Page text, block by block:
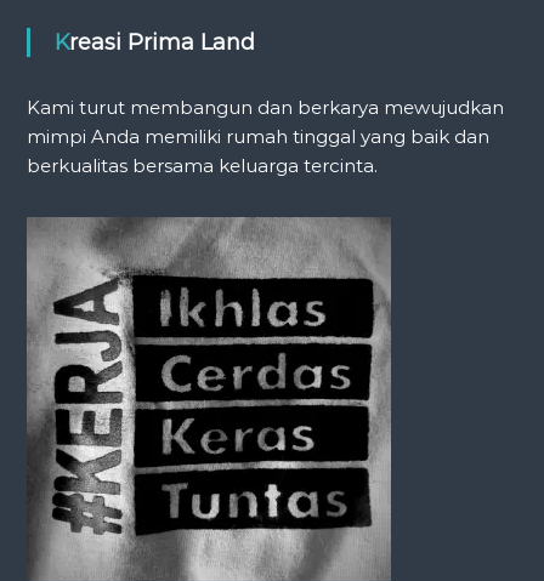
Kreasi Prima Land
Kami turut membangun dan berkarya mewujudkan
mimpi Anda memiliki rumah tinggal yang baik dan
berkualitas bersama keluarga tercinta.